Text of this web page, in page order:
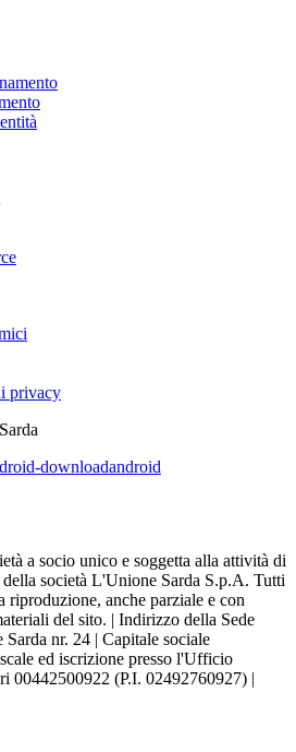
privacy
android
a socio unico e soggetta alla attività di
società L'Unione Sarda S.p.A. Tutti
anche parziale e con
del sito. | Indirizzo della Sede
nr. 24 | Capitale sociale
ed iscrizione presso l'Ufficio
00442500922 (P.I. 02492760927) |